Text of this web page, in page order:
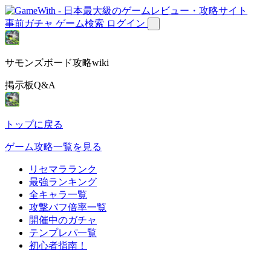
事前ガチャ ゲーム検索 ログイン
サモンズボード攻略wiki
掲示板Q&A
トップに戻る
ゲーム攻略一覧を見る
リセマラランク
最強ランキング
全キャラ一覧
攻撃バフ倍率一覧
開催中のガチャ
テンプレパ一覧
初心者指南！